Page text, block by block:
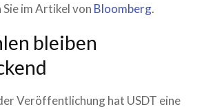
Sie im Artikel von Bloomberg.
bleiben
Veröffentlichung hat USDT eine